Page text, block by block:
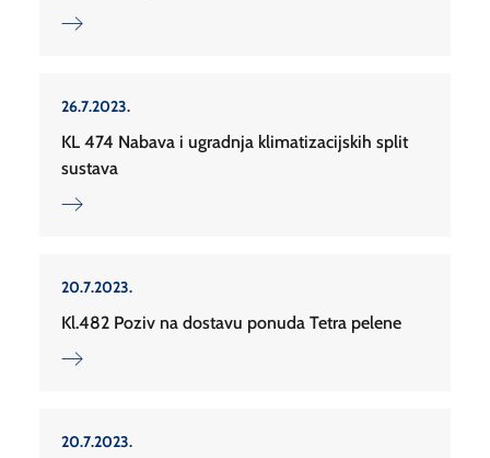
26.7.2023.
KL 474 Nabava i ugradnja klimatizacijskih split
sustava
20.7.2023.
Kl.482 Poziv na dostavu ponuda Tetra pelene
20.7.2023.